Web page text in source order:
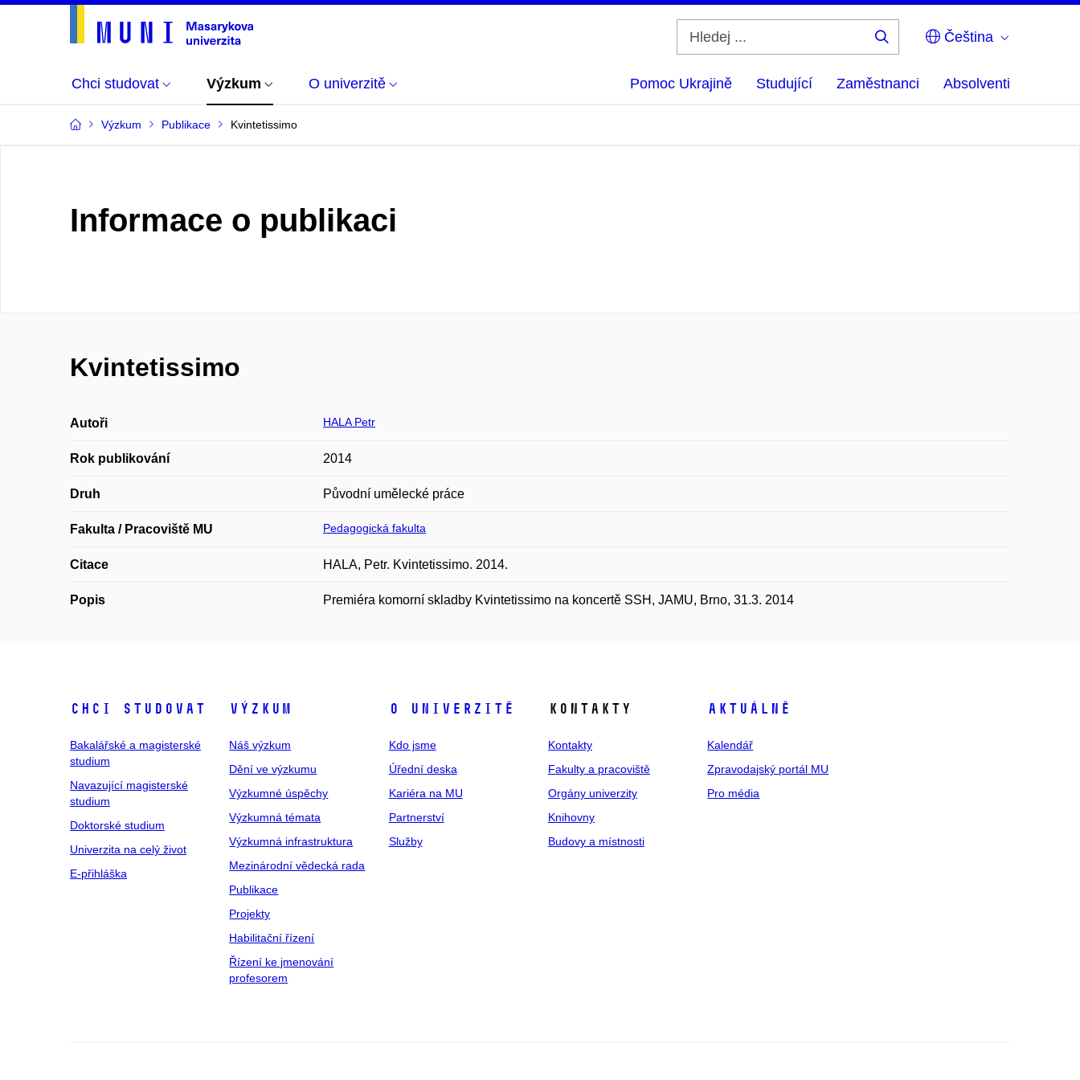
Čeština
Chci studovat Výzkum O univerzitě Pomoc Ukrajině Studující Zaměstnanci Absolventi
Výzkum Publikace Kvintetissimo
Informace o publikaci
Kvintetissimo
Autoři HALA Petr
Rok publikování 2014
Druh Původní umělecké práce
Fakulta / Pracoviště MU Pedagogická fakulta
Citace HALA, Petr. Kvintetissimo. 2014.
Popis Premiéra komorní skladby Kvintetissimo na koncertě SSH, JAMU, Brno, 31.3. 2014
Chci studovat
Bakalářské a magisterské
studium
Navazující magisterské
studium
Doktorské studium
Univerzita na celý život
E-přihláška
Výzkum
Náš výzkum
Dění ve výzkumu
Výzkumné úspěchy
Výzkumná témata
Výzkumná infrastruktura
Mezinárodní vědecká rada
Publikace
Projekty
Habilitační řízení
Řízení ke jmenování
profesorem
O univerzitě
Kdo jsme
Úřední deska
Kariéra na MU
Partnerství
Služby
Kontakty
Kontakty
Fakulty a pracoviště
Orgány univerzity
Knihovny
Budovy a místnosti
Aktuálně
Kalendář
Zpravodajský portál MU
Pro média